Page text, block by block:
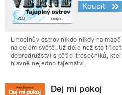
Koupit
Lincolnův ostrov nikdo nikdy na
na celém světě. Už déle než sto
dobrodružství s pěticí trosečníků,
hlavně nejedno tajemství.
Dej mi pokoj